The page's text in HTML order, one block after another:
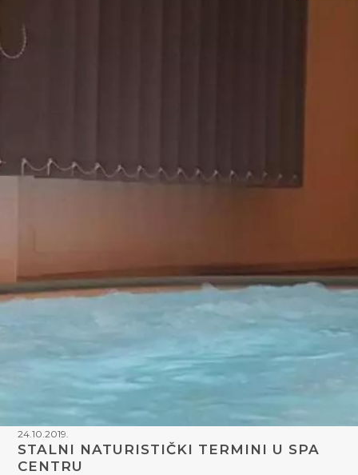
24.10.2019.
STALNI NATURISTIČKI TERMINI U SPA
CENTRU